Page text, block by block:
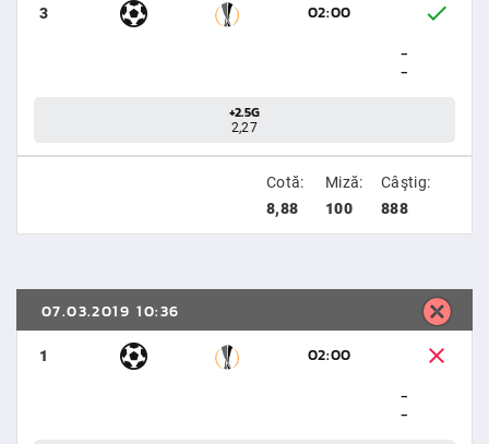
3
02:00
-
-
+2.5G
2,27
Cotă:
8,88
Miză:
100
Câştig:
888
07.03.2019 10:36
1
02:00
-
-